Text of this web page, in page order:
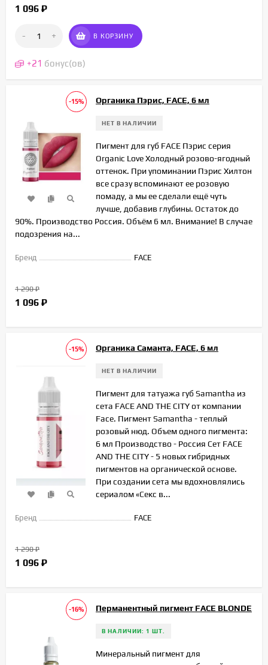
1 096 ₽
- + В КОРЗИНУ
+21 бонус(ов)
-15% Органика Пэрис, FACE, 6 мл
НЕТ В НАЛИЧИИ
Пигмент для губ FACE Пэрис серия
Organic Love Холодный розово-ягодный
оттенок. При упоминании Пэрис Хилтон
все сразу вспоминают ее розовую
помаду, а мы ее сделали ещё чуть
лучше, добавив глубины. Остаток до
90%. Производство Россия. Объём 6 мл. Внимание! В случае
подозрения на...
Бренд FACE
1 290₽
1 096 ₽
-15% Органика Саманта, FACE, 6 мл
НЕТ В НАЛИЧИИ
Пигмент для татуажа губ Samantha из
сета FACE AND THE CITY от компании
Face. Пигмент Samantha - теплый
розовый нюд. Объем одного пигмента:
6 мл Производство - Россия Сет FACE
AND THE CITY - 5 новых гибридных
пигментов на органической основе.
При создании сета мы вдохновлялись
сериалом «Секс в...
Бренд FACE
1 290₽
1 096 ₽
-16% Перманентный пигмент FACE BLONDE
В НАЛИЧИИ: 1 ШТ.
Минеральный пигмент для